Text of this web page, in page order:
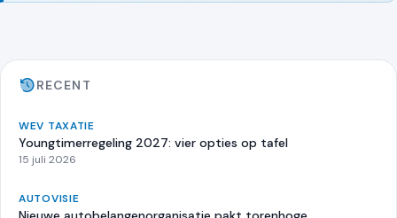
RECENT
WEV TAXATIE
Youngtimerregeling 2027: vier opties op tafel
15 juli 2026
AUTOVISIE